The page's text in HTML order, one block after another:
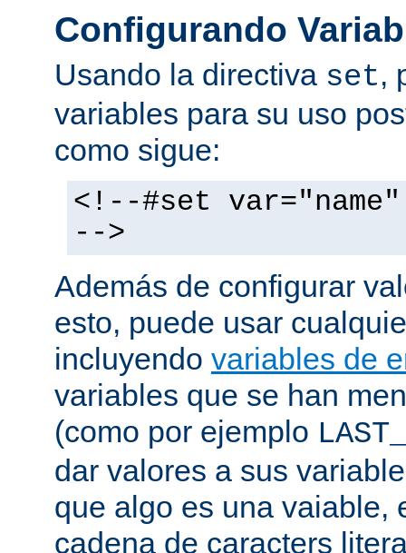
Configurando
Usando la directiva set,
variables para su uso
como sigue:
<!--#set
-->
Además de configurar
esto, puede usar
incluyendo variables de
variables que se han
(como por ejemplo
dar valores a sus
que algo es una vaiable,
cadena de caracters